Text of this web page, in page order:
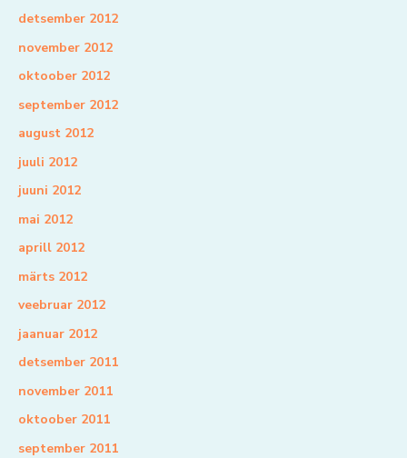
detsember 2012
november 2012
oktoober 2012
september 2012
august 2012
juuli 2012
juuni 2012
mai 2012
aprill 2012
märts 2012
veebruar 2012
jaanuar 2012
detsember 2011
november 2011
oktoober 2011
september 2011